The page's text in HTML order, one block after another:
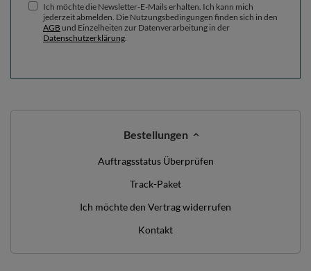
Ich möchte die Newsletter-E-Mails erhalten. Ich kann mich
jederzeit abmelden. Die Nutzungsbedingungen finden sich in den
AGB und Einzelheiten zur Datenverarbeitung in der
Datenschutzerklärung
Bestellungen
Auftragsstatus Überprüfen
Track-Paket
Ich möchte den Vertrag widerrufen
Kontakt